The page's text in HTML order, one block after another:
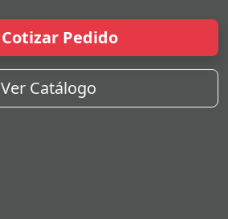
Cotizar Pedido
Ver Catálogo